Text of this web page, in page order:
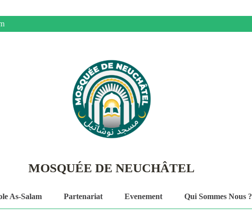
MOSQUÉE DE NEUCHÂTEL
As-Salam Partenariat Evenement Qui Sommes Nous ?